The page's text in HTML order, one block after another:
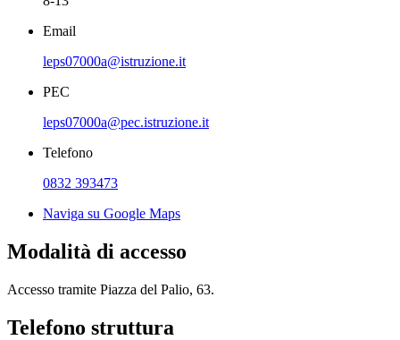
Email
leps07000a@istruzione.it
PEC
leps07000a@pec.istruzione.it
Telefono
0832 393473
Naviga su Google Maps
Modalità di accesso
Accesso tramite Piazza del Palio, 63.
Telefono struttura